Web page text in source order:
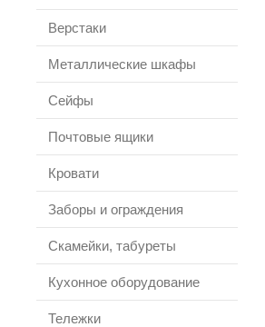
Верстаки
Металлические шкафы
Сейфы
Почтовые ящики
Кровати
Заборы и ограждения
Скамейки, табуреты
Кухонное оборудование
Тележки